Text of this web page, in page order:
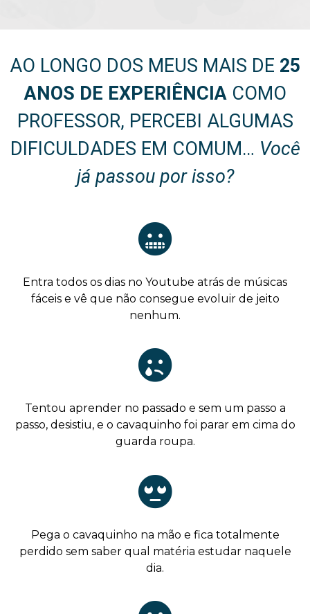
AO LONGO DOS MEUS MAIS DE 25
ANOS DE EXPERIÊNCIACOMO
PROFESSOR, PERCEBI ALGUMAS
DIFICULDADES EM COMUM… Você
já passou por isso?
Entra todos os dias no Youtube atrás de músicas
fáceis e vê que não consegue evoluir de jeito
nenhum.
Tentou aprender no passado e sem um passo a
passo, desistiu, e o cavaquinho foi parar em cima do
guarda roupa.
Pega o cavaquinho na mão e fica totalmente
perdido sem saber qual matéria estudar naquele
dia.